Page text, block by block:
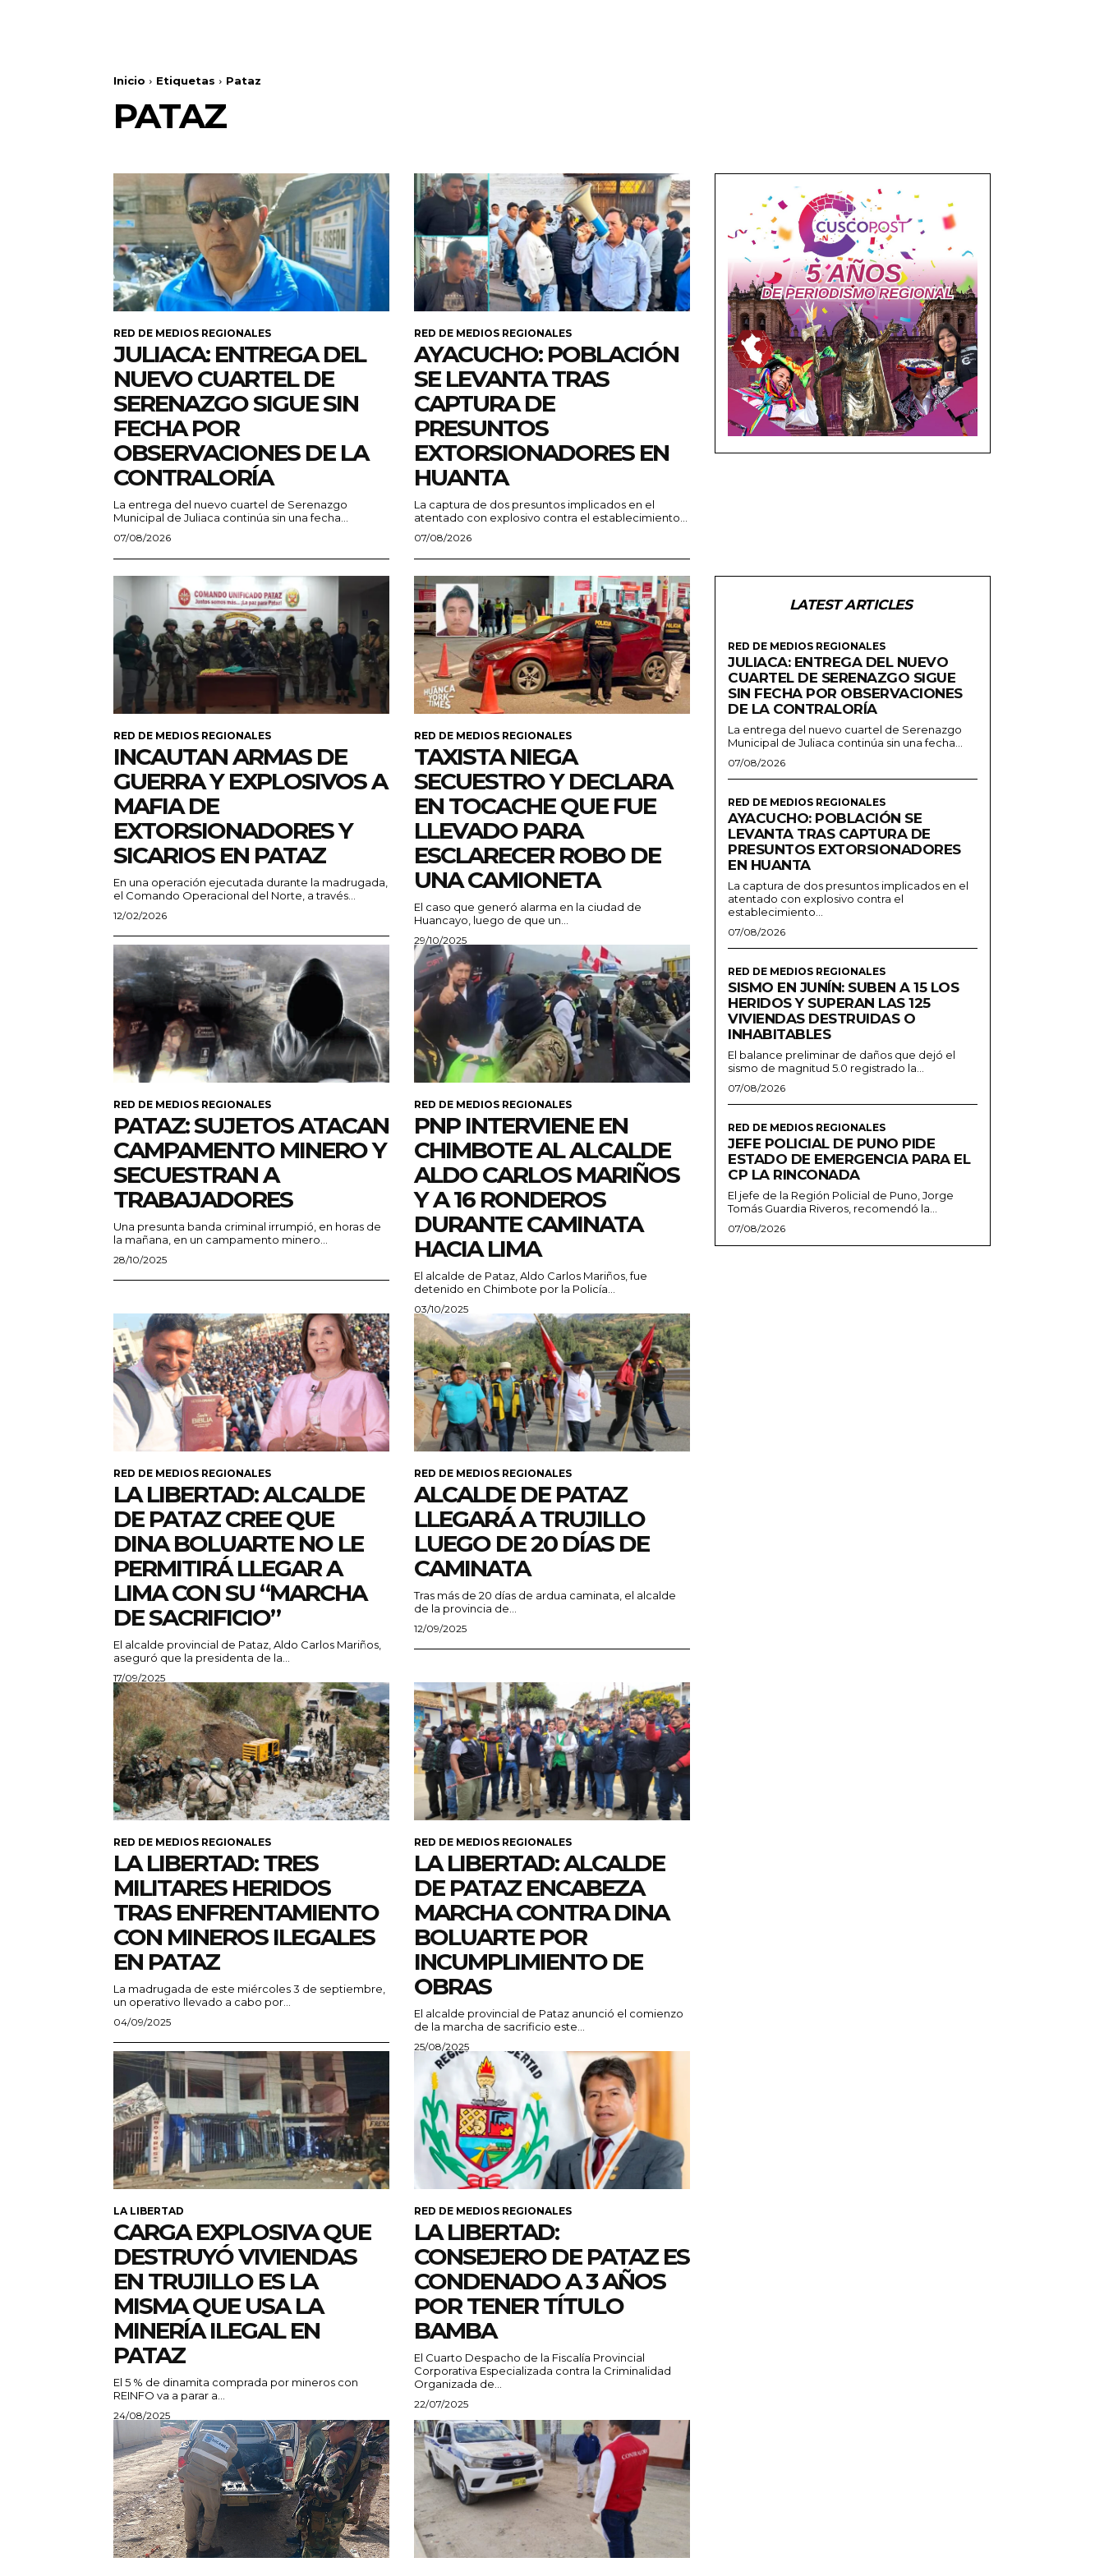
Inicio Etiquetas Pataz
PATAZ
RED DE MEDIOS REGIONALES
JULIACA: ENTREGA DEL
NUEVO CUARTEL DE
SERENAZGO SIGUE SIN
FECHA POR
OBSERVACIONES DE LA
CONTRALORÍA
La entrega del nuevo cuartel de Serenazgo
Municipal de Juliaca continúa sin una fecha...
07/08/2026
RED DE MEDIOS REGIONALES
AYACUCHO: POBLACIÓN
SE LEVANTA TRAS
CAPTURA DE
PRESUNTOS
EXTORSIONADORES EN
HUANTA
La captura de dos presuntos implicados en el
atentado con explosivo contra el establecimiento...
07/08/2026
RED DE MEDIOS REGIONALES
INCAUTAN ARMAS DE
GUERRA Y EXPLOSIVOS A
MAFIA DE
EXTORSIONADORES Y
SICARIOS EN PATAZ
En una operación ejecutada durante la madrugada,
el Comando Operacional del Norte, a través...
12/02/2026
RED DE MEDIOS REGIONALES
TAXISTA NIEGA
SECUESTRO Y DECLARA
EN TOCACHE QUE FUE
LLEVADO PARA
ESCLARECER ROBO DE
UNA CAMIONETA
El caso que generó alarma en la ciudad de
Huancayo, luego de que un...
29/10/2025
RED DE MEDIOS REGIONALES
PATAZ: SUJETOS ATACAN
CAMPAMENTO MINERO Y
SECUESTRAN A
TRABAJADORES
Una presunta banda criminal irrumpió, en horas de
la mañana, en un campamento minero...
28/10/2025
RED DE MEDIOS REGIONALES
PNP INTERVIENE EN
CHIMBOTE AL ALCALDE
ALDO CARLOS MARIÑOS
Y A 16 RONDEROS
DURANTE CAMINATA
HACIA LIMA
El alcalde de Pataz, Aldo Carlos Mariños, fue
detenido en Chimbote por la Policía...
03/10/2025
RED DE MEDIOS REGIONALES
LA LIBERTAD: ALCALDE
DE PATAZ CREE QUE
DINA BOLUARTE NO LE
PERMITIRÁ LLEGAR A
LIMA CON SU “MARCHA
DE SACRIFICIO”
El alcalde provincial de Pataz, Aldo Carlos Mariños,
aseguró que la presidenta de la...
17/09/2025
RED DE MEDIOS REGIONALES
ALCALDE DE PATAZ
LLEGARÁ A TRUJILLO
LUEGO DE 20 DÍAS DE
CAMINATA
Tras más de 20 días de ardua caminata, el alcalde
de la provincia de...
12/09/2025
RED DE MEDIOS REGIONALES
LA LIBERTAD: TRES
MILITARES HERIDOS
TRAS ENFRENTAMIENTO
CON MINEROS ILEGALES
EN PATAZ
La madrugada de este miércoles 3 de septiembre,
un operativo llevado a cabo por...
04/09/2025
RED DE MEDIOS REGIONALES
LA LIBERTAD: ALCALDE
DE PATAZ ENCABEZA
MARCHA CONTRA DINA
BOLUARTE POR
INCUMPLIMIENTO DE
OBRAS
El alcalde provincial de Pataz anunció el comienzo
de la marcha de sacrificio este...
25/08/2025
LA LIBERTAD
CARGA EXPLOSIVA QUE
DESTRUYÓ VIVIENDAS
EN TRUJILLO ES LA
MISMA QUE USA LA
MINERÍA ILEGAL EN
PATAZ
El 5 % de dinamita comprada por mineros con
REINFO va a parar a...
24/08/2025
RED DE MEDIOS REGIONALES
LA LIBERTAD:
CONSEJERO DE PATAZ ES
CONDENADO A 3 AÑOS
POR TENER TÍTULO
BAMBA
El Cuarto Despacho de la Fiscalía Provincial
Corporativa Especializada contra la Criminalidad
Organizada de...
22/07/2025
LATEST ARTICLES
RED DE MEDIOS REGIONALES
JULIACA: ENTREGA DEL NUEVO
CUARTEL DE SERENAZGO SIGUE
SIN FECHA POR OBSERVACIONES
DE LA CONTRALORÍA
La entrega del nuevo cuartel de Serenazgo
Municipal de Juliaca continúa sin una fecha...
07/08/2026
RED DE MEDIOS REGIONALES
AYACUCHO: POBLACIÓN SE
LEVANTA TRAS CAPTURA DE
PRESUNTOS EXTORSIONADORES
EN HUANTA
La captura de dos presuntos implicados en el
atentado con explosivo contra el
establecimiento...
07/08/2026
RED DE MEDIOS REGIONALES
SISMO EN JUNÍN: SUBEN A 15 LOS
HERIDOS Y SUPERAN LAS 125
VIVIENDAS DESTRUIDAS O
INHABITABLES
El balance preliminar de daños que dejó el
sismo de magnitud 5.0 registrado la...
07/08/2026
RED DE MEDIOS REGIONALES
JEFE POLICIAL DE PUNO PIDE
ESTADO DE EMERGENCIA PARA EL
CP LA RINCONADA
El jefe de la Región Policial de Puno, Jorge
Tomás Guardia Riveros, recomendó la...
07/08/2026